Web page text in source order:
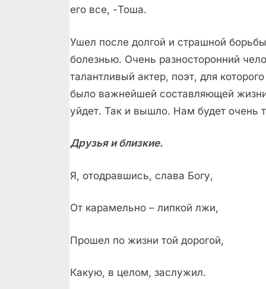
его все, -Тоша.
Ушел после долгой и страшной
болезнью. Очень разносторонний
талантливый актер, поэт, для
было важнейшей составляющей
уйдет. Так и вышло. Нам будет очень
Друзья и близкие.
Я, отодравшись, слава Богу,
От карамельно – липкой лжи,
Прошел по жизни той дорогой,
Какую, в целом, заслужил.